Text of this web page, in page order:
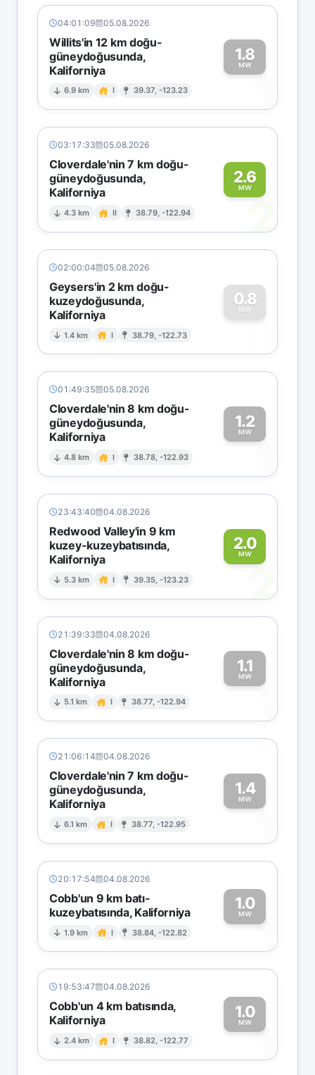
04:01:09 05.08.2026
Willits'in 12 km doğu-
güneydoğusunda,
Kaliforniya
6.9 km I 39.37, -123.23
1.8
MW
1
03:17:33 05.08.2026
Cloverdale'nin 7 km doğu-
güneydoğusunda,
Kaliforniya
4.3 km II 38.79, -122.94
2.6
MW
2
02:00:04 05.08.2026
Geysers'in 2 km doğu-
kuzeydoğusunda,
Kaliforniya
1.4 km I 38.79, -122.73
0.8
MW
0
01:49:35 05.08.2026
Cloverdale'nin 8 km doğu-
güneydoğusunda,
Kaliforniya
4.8 km I 38.78, -122.93
1.2
MW
1
23:43:40 04.08.2026
Redwood Valley'in 9 km
kuzey-kuzeybatısında,
Kaliforniya
5.3 km I 39.35, -123.23
2.0
MW
2
21:39:33 04.08.2026
Cloverdale'nin 8 km doğu-
güneydoğusunda,
Kaliforniya
5.1 km I 38.77, -122.94
1.1
MW
1
21:06:14 04.08.2026
Cloverdale'nin 7 km doğu-
güneydoğusunda,
Kaliforniya
6.1 km I 38.77, -122.95
1.4
MW
1
20:17:54 04.08.2026
Cobb'un 9 km batı-
kuzeybatısında, Kaliforniya
1.9 km I 38.84, -122.82
1.0
MW1
19:53:47 04.08.2026
Cobb'un 4 km batısında,
Kaliforniya
2.4 km I 38.82, -122.77
1.0
MW1